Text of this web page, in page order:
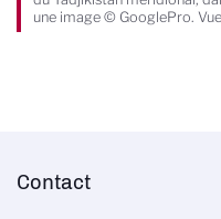
une image © GooglePro.
Contact